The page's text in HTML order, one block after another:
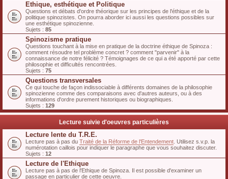
Ethique, esthétique et Politique
Questions et débats d'ordre théorique sur les principes de l'éthique et de la
politique spinozistes. On pourra aborder ici aussi les questions possibles sur
une esthétique spinozienne.
Sujets : 85
Spinozisme pratique
Questions touchant à la mise en pratique de la doctrine éthique de Spinoza :
comment résoudre tel problème concret ? comment "parvenir" à la
connaissance de notre félicité ? Témoignages de ce qui a été apporté par cette
philosophie et difficultés rencontrées.
Sujets : 75
Questions transversales
Ce qui touche de façon indissociable à différents domaines de la philosophie
spinozienne comme des comparaisons avec d'autres auteurs, ou à des
informations d'ordre purement historiques ou biographiques.
Sujets : 129
Lecture suivie d'oeuvres particulières
Lecture lente du T.R.E.
Lecture pas à pas du Traité de la Réforme de l'Entendement . Utilisez s.v.p. la
numérotation caillois pour indiquer le paragraphe que vous souhaitez discuter.
Sujets : 12
Lecture de l'Ethique
Lecture pas à pas de l'Ethique de Spinoza. Il est possible d'examiner un
passage en particulier de cette oeuvre.